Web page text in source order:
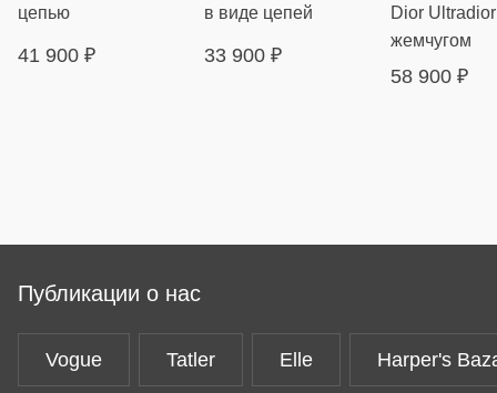
цепью
41 900 ₽
в виде цепей
33 900 ₽
Dior
жемчугом
58 900 ₽
Публикации о нас
Vogue Tatler Elle Harper's